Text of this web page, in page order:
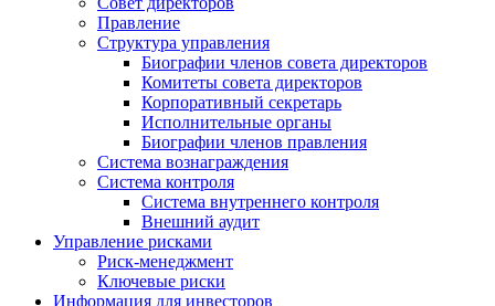
Правление
Структура управления
Биографии членов совета директоров
Комитеты совета директоров
Корпоративный секретарь
Исполнительные органы
Биографии членов правления
Система вознаграждения
Система контроля
Система внутреннего контроля
Внешний аудит
Управление рисками
Риск-менеджмент
Ключевые риски
Информация для инвесторов